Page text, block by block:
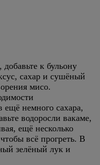
к бульону
сахар и сушёный
мисо.
ещё немного сахара,
водоросли вакаме,
ещё несколько
всё прогреть. В
зелёный лук и